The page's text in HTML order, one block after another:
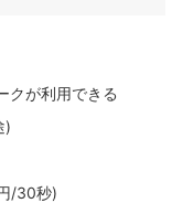
クが利用できる
)
/30秒)